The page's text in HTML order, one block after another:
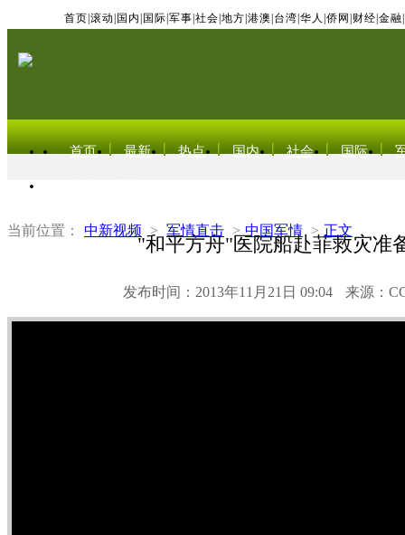
首页 滚动 国内 国际 军事 社会 地方 港澳 台湾 华人 侨网 财经 金融
首页 最新 热点 国内 社会 国际
当前位置： 中新视频 > 军情直击 > 中国军情 > 正文
"和平方舟"医院船赴菲救灾准
发布时间：2013年11月21日 09:04 来源：